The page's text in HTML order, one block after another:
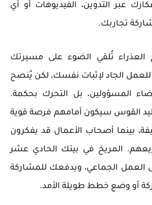
عبر التدوين، الفيديوهات أو أي
تجاربك.
تُلقي الضوء على مسيرتك
الجاد لإثبات نفسك، لكن يُنصح
المسؤولين، بل التحرك بحكمة.
القوس سيكون أمامهم فرصة قوية
بينما أصحاب الأعمال قد يفكرون
المريخ في بيتك الحادي عشر
العمل الجماعي، ويدفعك للمشاركة
أو وضع خطط طويلة الأمد.